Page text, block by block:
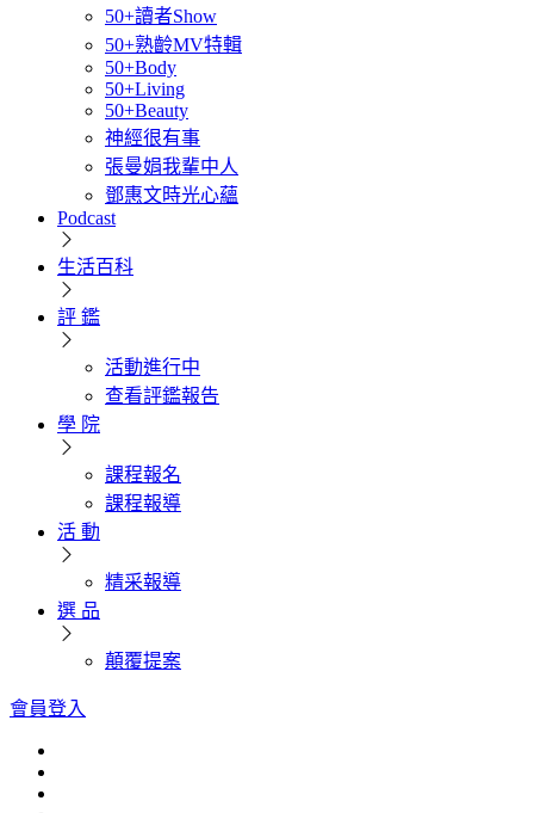
50+讀者Show
50+熟齡MV特輯
50+Body
50+Living
50+Beauty
神經很有事
張曼娟我輩中人
鄧惠文時光心蘊
Podcast
生活百科
評 鑑
活動進行中
查看評鑑報告
學 院
課程報名
課程報導
活 動
精采報導
選 品
顛覆提案
會員登入